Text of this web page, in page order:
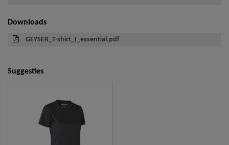
Downloads
GEYSER_T-shirt_I_essential.pdf
Suggesties